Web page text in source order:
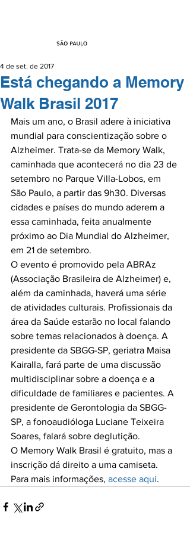
Está chegando a Memory
Walk Brasil 2017
4 de set. de 2017
Mais um ano, o Brasil adere à iniciativa
mundial para conscientização sobre o
Alzheimer. Trata-se da Memory Walk,
caminhada que acontecerá no dia 23 de
setembro no Parque Villa-Lobos, em
São Paulo, a partir das 9h30. Diversas
cidades e países do mundo aderem a
essa caminhada, feita anualmente
próximo ao Dia Mundial do Alzheimer,
em 21 de setembro.
O evento é promovido pela ABRAz
(Associação Brasileira de Alzheimer) e,
além da caminhada, haverá uma série
de atividades culturais. Profissionais da
área da Saúde estarão no local falando
sobre temas relacionados à doença. A
presidente da SBGG-SP, geriatra Maisa
Kairalla, fará parte de uma discussão
multidisciplinar sobre a doença e a
dificuldade de familiares e pacientes. A
presidente de Gerontologia da SBGG-
SP, a fonoaudióloga Luciane Teixeira
Soares, falará sobre deglutição.
O Memory Walk Brasil é gratuito, mas a
inscrição dá direito a uma camiseta.
Para mais informações, acesse aqui.